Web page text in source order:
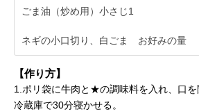
ごま油（炒め用）小さじ1
ネギの小口切り、白ごま お好みの量
【作り方】
1.ポリ袋に牛肉と★の調味料を入れ、口を
冷蔵庫で30分寝かせる。